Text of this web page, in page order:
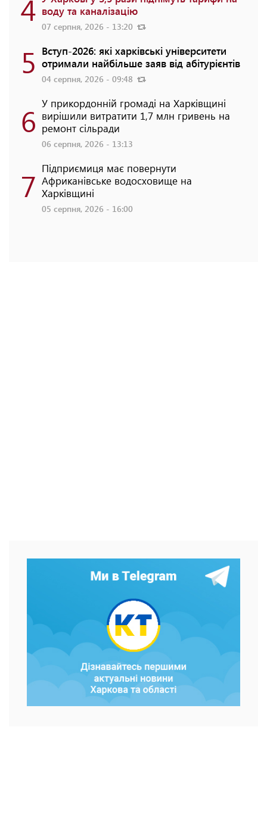
4 воду та каналізацію
07 серпня, 2026 - 13:20
5 Вступ-2026: які харківські університети
отримали найбільше заяв від абітурієнтів
04 серпня, 2026 - 09:48
6 У прикордонній громаді на Харківщині
вирішили витратити 1,7 млн гривень на
ремонт сільради
06 серпня, 2026 - 13:13
7 Підприємиця має повернути
Африканівське водосховище на
Харківщині
05 серпня, 2026 - 16:00